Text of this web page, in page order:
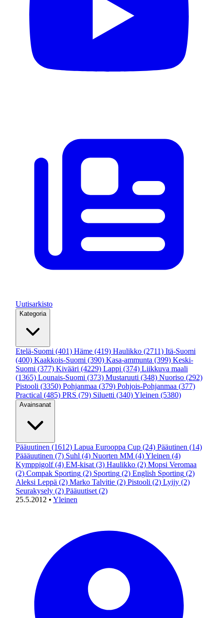
Uutisarkisto
Kategoria
Etelä-Suomi (401) Häme (419) Haulikko (2711) Itä-Suomi
(400) Kaakkois-Suomi (390) Kasa-ammunta (399) Keski-
Suomi (377) Kivääri (4229) Lappi (374) Liikkuva maali
(1365) Lounais-Suomi (373) Mustaruuti (348) Nuoriso (292)
Pistooli (3350) Pohjanmaa (379) Pohjois-Pohjanmaa (377)
Practical (485) PRS (79) Siluetti (340)Yleinen (5380)
Avainsanat
Pääuutinen (1612) Lapua Eurooppa Cup (24) Pääutinen (14)
Päääuutinen (7) Suhl (4) Nuorten MM (4)Yleinen (4)
Kymppigolf (4) EM-kisat (3) Haulikko (2) Mopsi Veromaa
(2) Compak Sporting (2) Sporting (2) English Sporting (2)
Aleksi Leppä (2) Marko Talvitie (2) Pistooli (2) Lyijy (2)
Seurakysely (2) Pääuutiset (2)
25.5.2012 • Yleinen